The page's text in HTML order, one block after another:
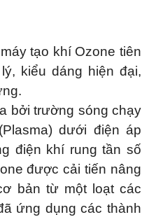
tạo khí Ozone tiên
kiểu dáng hiện đại,
bởi trường sóng chạy
dưới điện áp
điện khí rung tần số
được cải tiến nâng
bản từ một loạt các
ứng dụng các thành